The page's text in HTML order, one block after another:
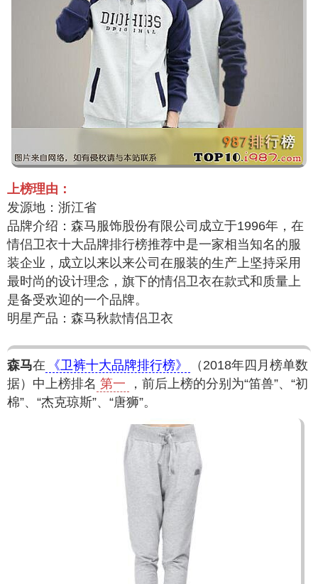
上榜理由：
发源地：浙江省
品牌介绍：森马服饰股份有限公司成立于1996年，在
情侣卫衣十大品牌排行榜推荐中是一家相当知名的服
装企业，成立以来以来公司在服装的生产上坚持采用
最时尚的设计理念，旗下的情侣卫衣在款式和质量上
是备受欢迎的一个品牌。
明星产品：森马秋款情侣卫衣
森马在 《卫裤十大品牌排行榜》
（2018年四月榜单数
据）中上榜排名 第一
，前后上榜的分别为“笛兽”、“初
棉”、“杰克琼斯”、“唐狮”。